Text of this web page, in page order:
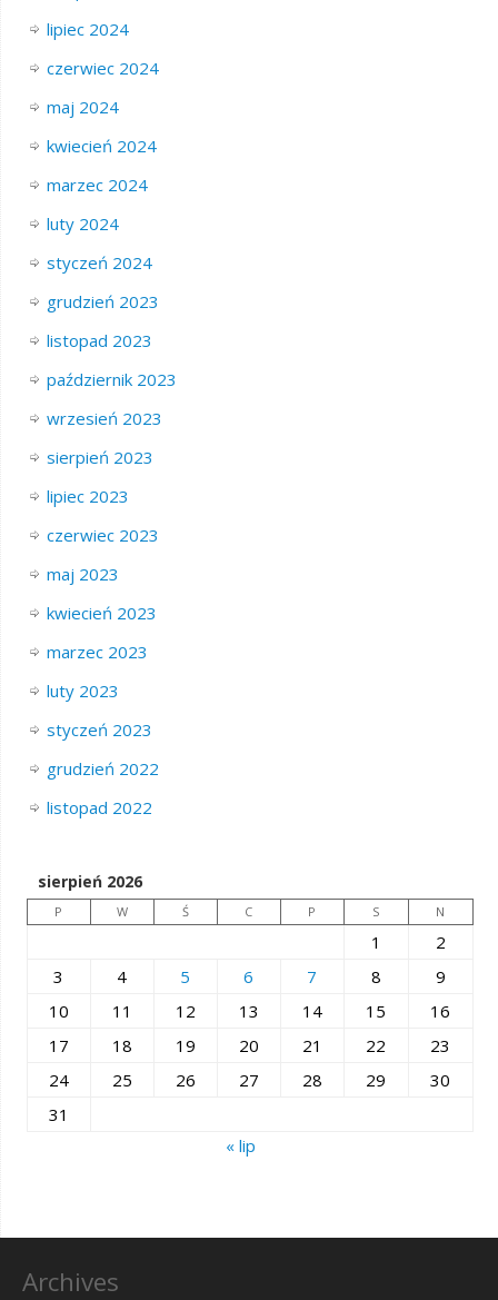
lipiec 2024
czerwiec 2024
maj 2024
kwiecień 2024
marzec 2024
luty 2024
styczeń 2024
grudzień 2023
listopad 2023
październik 2023
wrzesień 2023
sierpień 2023
lipiec 2023
czerwiec 2023
maj 2023
kwiecień 2023
marzec 2023
luty 2023
styczeń 2023
grudzień 2022
listopad 2022
sierpień 2026
P W Ś C P S N
1
2
3
4 5 6 7 8
9
10
11 12 13 14 15
16
17
18 19 20 21 22
23
24
25 26 27 28 29
30
31
« lip
Archives